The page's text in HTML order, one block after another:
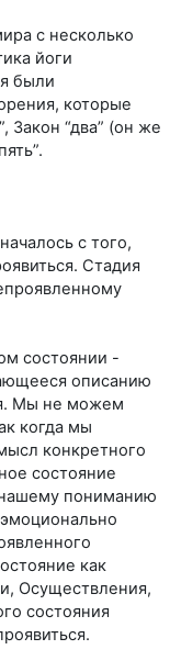
с несколько
йоги
были
которые
Закон “два” (он же
с того,
Стадия
состоянии -
описанию
Мы не можем
когда мы
конкретного
состояние
пониманию
как
Осуществления,
состояния